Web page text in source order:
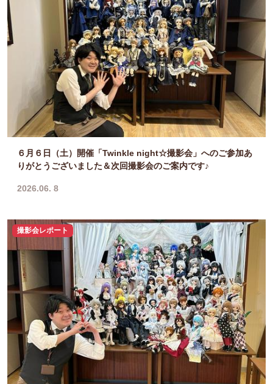
６月６日（土）開催「Twinkle night☆撮影会」へのご参加あ
りがとうございました＆次回撮影会のご案内です♪
2026.06. 8
撮影会レポート